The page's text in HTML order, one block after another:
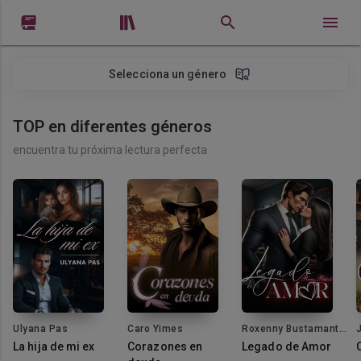
 
Selecciona un género
TOP en diferentes géneros
encuentra tu próxima lectura perfecta
Ulyana Pas
La hija de mi ex
Caro Yimes
Corazones en
Roxenny Bustamante
(SoshiBus)
Legado de Amor